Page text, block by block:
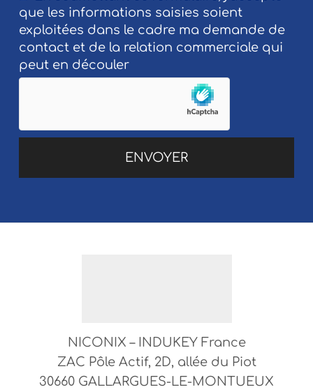
que les informations saisies soient
exploitées dans le cadre ma demande de
contact et de la relation commerciale qui
peut en découler
NICONIX – INDUKEY France
ZAC Pôle Actif, 2D, allée du Piot
30660 GALLARGUES-LE-MONTUEUX